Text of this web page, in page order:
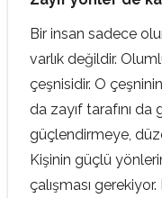
Bir insan sadece
varlık değildir.
çeşnisidir. O
da zayıf tarafını da
güçlendirmeye,
Kişinin güçlü
çalışması